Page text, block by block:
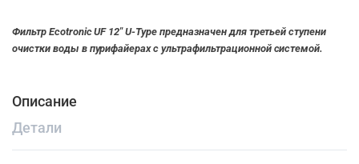
Фильтр Ecotronic UF 12″ U-Type предназначен для третьей ступени
очистки воды в пурифайерах с ультрафильтрационной системой.
Описание
Детали